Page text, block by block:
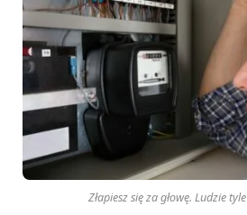
Złapiesz się za głowę. Ludzie